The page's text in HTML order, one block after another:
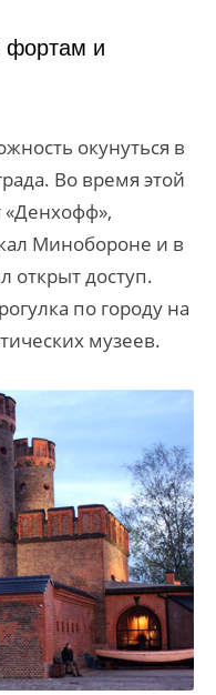
фортам и
окунуться в
Во время этой
«Денхофф»,
Минобороне и в
открыт доступ.
по городу на
музеев.